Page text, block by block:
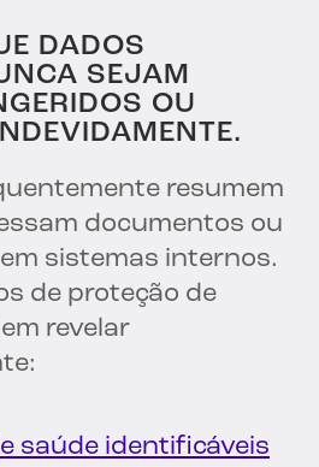
DADOS
SEJAM
OU
resumem
documentos ou
sistemas internos.
de proteção de
revelar
saúde identificáveis